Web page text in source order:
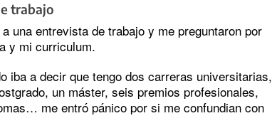
trabajo
una entrevista de trabajo y me preguntaron por
y mi curriculum.
iba a decir que tengo dos carreras universitarias,
un máster, seis premios profesionales,
me entró pánico por si me confundian con